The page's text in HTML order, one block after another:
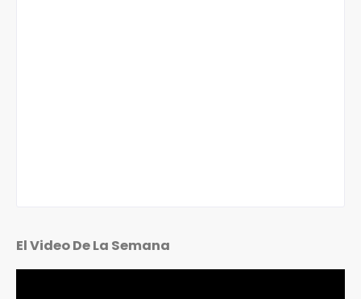
El Video De La Semana